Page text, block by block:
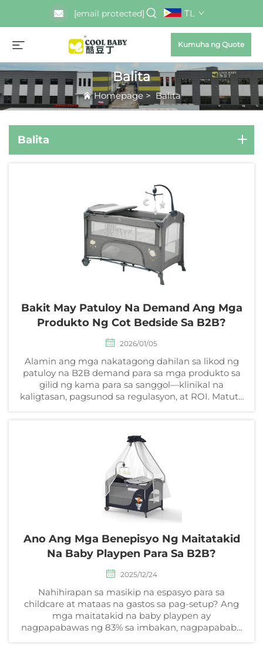
[email protected] TL
Kumuha ng Quote
Balita
Homepage>Balita
Balita
Bakit May Patuloy Na Demand Ang Mga
Produkto Ng Cot Bedside Sa B2B?
2026/01/05
Alamin ang mga nakatagong dahilan sa likod ng
patuloy na B2B demand para sa mga produkto sa
gilid ng kama para sa sanggol—klinikal na
kaligtasan, pagsunod sa regulasyon, at ROI. Matuto
Ano Ang Mga Benepisyo Ng Maitatakid
Na Baby Playpen Para Sa B2B?
2025/12/24
Nahihirapan sa masikip na espasyo para sa
childcare at mataas na gastos sa pag-setup? Ang
mga maitatakid na baby playpen ay
nagpapabawas ng 83% sa imbakan, nagpapababa